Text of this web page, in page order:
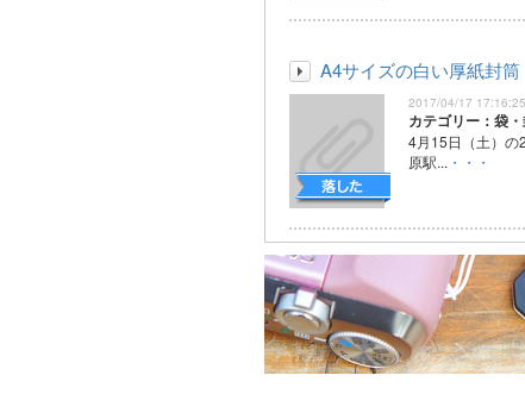
A4サイズの白い厚紙封筒
2017/04/17 17:16:25
カテゴリー：袋
4月15日（土）の
原駅... ・・・